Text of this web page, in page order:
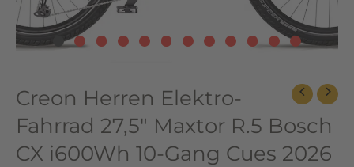
Creon Herren Elektro-
Fahrrad 27,5″ Maxtor R.5 Bosch
CX i600Wh 10-Gang Cues 2026